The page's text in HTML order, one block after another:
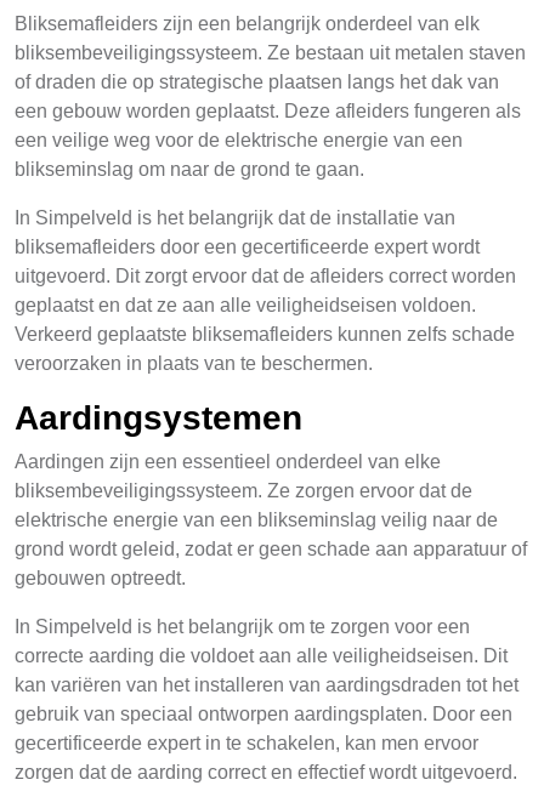
Bliksemafleiders zijn een belangrijk onderdeel van elk
bliksembeveiligingssysteem. Ze bestaan uit metalen staven
of draden die op strategische plaatsen langs het dak van
een gebouw worden geplaatst. Deze afleiders fungeren als
een veilige weg voor de elektrische energie van een
blikseminslag om naar de grond te gaan.
In Simpelveld is het belangrijk dat de installatie van
bliksemafleiders door een gecertificeerde expert wordt
uitgevoerd. Dit zorgt ervoor dat de afleiders correct worden
geplaatst en dat ze aan alle veiligheidseisen voldoen.
Verkeerd geplaatste bliksemafleiders kunnen zelfs schade
veroorzaken in plaats van te beschermen.
Aardingsystemen
Aardingen zijn een essentieel onderdeel van elke
bliksembeveiligingssysteem. Ze zorgen ervoor dat de
elektrische energie van een blikseminslag veilig naar de
grond wordt geleid, zodat er geen schade aan apparatuur of
gebouwen optreedt.
In Simpelveld is het belangrijk om te zorgen voor een
correcte aarding die voldoet aan alle veiligheidseisen. Dit
kan variëren van het installeren van aardingsdraden tot het
gebruik van speciaal ontworpen aardingsplaten. Door een
gecertificeerde expert in te schakelen, kan men ervoor
zorgen dat de aarding correct en effectief wordt uitgevoerd.